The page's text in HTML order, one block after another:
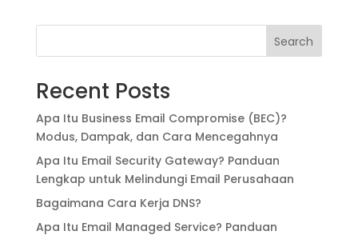
Search
Recent Posts
Apa Itu Business Email Compromise (BEC)?
Modus, Dampak, dan Cara Mencegahnya
Apa Itu Email Security Gateway? Panduan
Lengkap untuk Melindungi Email Perusahaan
Bagaimana Cara Kerja DNS?
Apa Itu Email Managed Service? Panduan